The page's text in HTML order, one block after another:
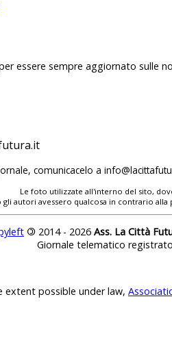
essere sempre aggiornato sulle
comunicacelo a
Le foto utilizzate all'interno del sito,
gli autori avessero qualcosa in contrario
© 2014 - 2026 Ass. La Città
Giornale telematico
extent possible under law,